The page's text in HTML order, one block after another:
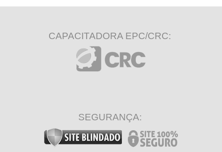
CAPACITADORA EPC/CRC:
SEGURANÇA: